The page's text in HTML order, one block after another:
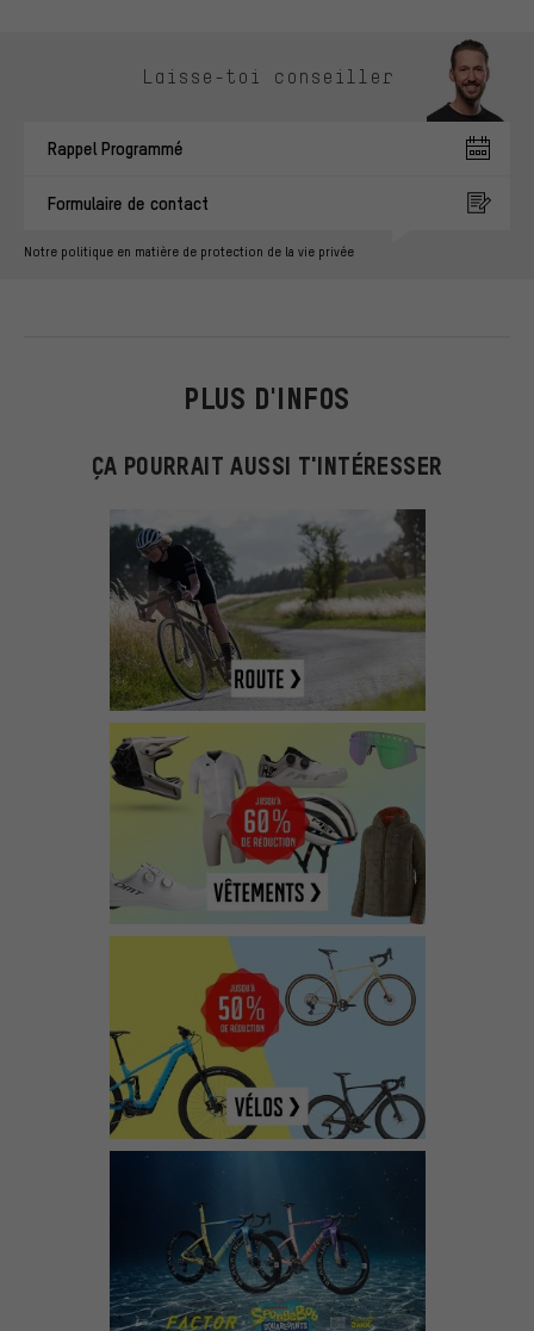
Laisse-toi conseiller
Rappel Programmé
Formulaire de contact
Notre politique en matière de protection de la vie privée
PLUS D'INFOS
ÇA POURRAIT AUSSI T'INTÉRESSER